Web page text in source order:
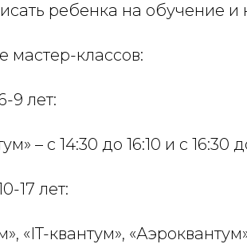
ребенка на обучение
мастер-классов:
9 лет:
– с 14:30 до 16:10 и с 16:30
17 лет:
«IT-квантум»,